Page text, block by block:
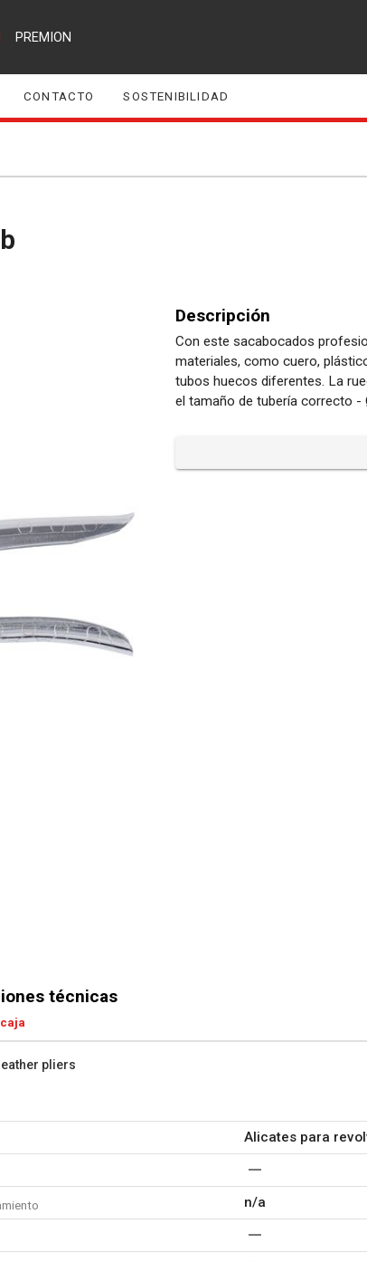
PREMION
CONTACTO SOSTENIBILIDAD
Descripción
Con este sacabocados
materiales, como cuero,
tubos huecos diferentes. La
el tamaño de tubería correcto
técnicas
pliers
Alicates para
n/a